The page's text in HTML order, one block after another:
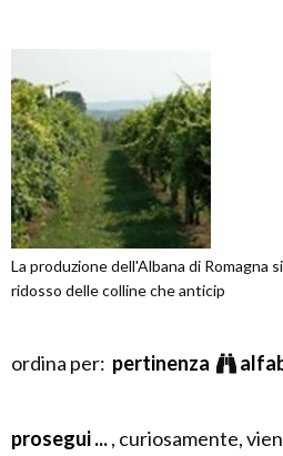
La produzione dell'Albana di Romagna
ridosso delle colline che anticip
ordina per: pertinenza
prosegui ..., curiosamente,